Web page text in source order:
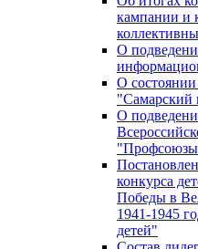
кампании и
О
О
"Самарский
О
"Профсоюзы
конкурса
Победы в
1941-1945
детей"